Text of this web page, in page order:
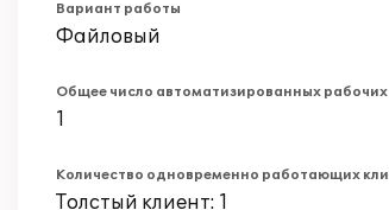
Вариант работы
Файловый
Общее число автоматизированных рабочих
1
Количество одновременно работающих
Толстый клиент: 1